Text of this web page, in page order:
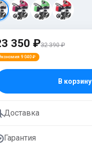
350 ₽32 390 ₽
9 040 ₽
В корзину
Доставка
Гарантия